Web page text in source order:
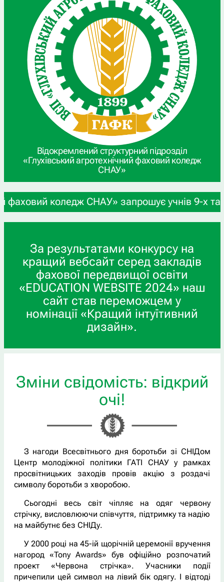
Відокремлений структурний підрозділ
«Глухівський агротехнічний фаховий коледж
СНАУ»
СНАУ» запрошує учнів 9-х та 11-х класів,
За результатами конкурсу на
кращий вебсайт серед закладів
фахової передвищої освіти
«EDUCATION WEBSITE 2024» наш
сайт став переможцем у
номінації «Кращий інтуїтивний
дизайн».
Зміни свідомість: відкрий
очі!
З нагоди Всесвітнього дня боротьби зі СНІДом
Центр молодіжної політики ГАТІ СНАУ у рамках
просвітницьких заходів провів акцію з роздачі
символу боротьби з хворобою.
Сьогодні весь світ чіпляє на одяг червону
стрічку, висловлюючи співчуття, підтримку та надію
на майбутнє без СНІДу.
У 2000 році на 45-ій щорічній церемонії вручення
нагород «Tony Awards» був офіційно розпочатий
проект «Червона стрічка». Учасники події
причепили цей символ на лівий бік одягу. І відтоді